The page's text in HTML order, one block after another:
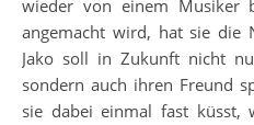
wieder von einem Musiker
angemacht wird, hat sie die
Jako soll in Zukunft nicht
sondern auch ihren Freund
sie dabei einmal fast küsst,